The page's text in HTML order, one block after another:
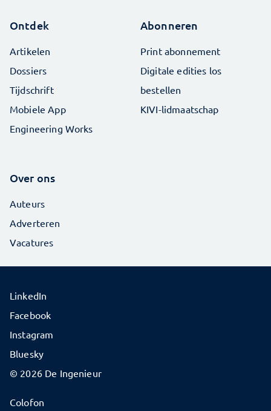
Ontdek
Artikelen
Dossiers
Tijdschrift
Mobiele App
Engineering Works
Abonneren
Print abonnement
Digitale edities los
bestellen
KIVI-lidmaatschap
Over ons
Auteurs
Adverteren
Vacatures
© 2026 De Ingenieur
Colofon
LinkedIn
Facebook
Instagram
Bluesky